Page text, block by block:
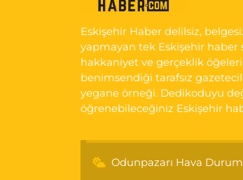
Eskişehir Haber delilsiz,
yapmayan tek Eskişehir haber
hakkaniyet ve gerçeklik
benimsendiği tarafsız
yegane örneği. Dedikoduyu
öğrenebileceğiniz Eskişehir
Odunpazarı Hava